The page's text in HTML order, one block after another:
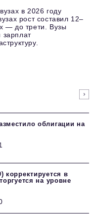
в 2026 году
рост составил 12–
— до трети. Вузы
облигации на
корректируется в
на уровне